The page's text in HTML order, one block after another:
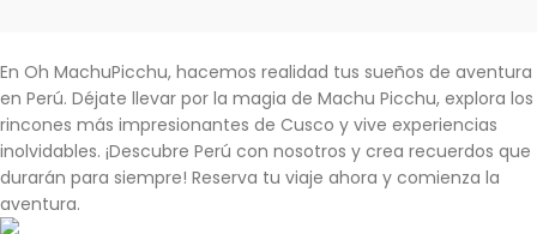
En Oh MachuPicchu, hacemos realidad tus sueños de aventura
en Perú. Déjate llevar por la magia de Machu Picchu, explora los
rincones más impresionantes de Cusco y vive experiencias
inolvidables. ¡Descubre Perú con nosotros y crea recuerdos que
durarán para siempre! Reserva tu viaje ahora y comienza la
aventura.